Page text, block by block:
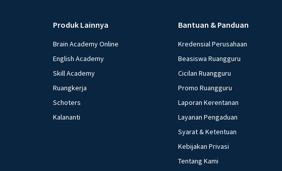
Produk Lainnya
Brain Academy Online
English Academy
Skill Academy
Ruangkerja
Schoters
Kalananti
Bantuan & Panduan
Kredensial Perusahaan
Beasiswa Ruangguru
Cicilan Ruangguru
Promo Ruangguru
Laporan Kerentanan
Layanan Pengaduan
Syarat & Ketentuan
Kebijakan Privasi
Tentang Kami